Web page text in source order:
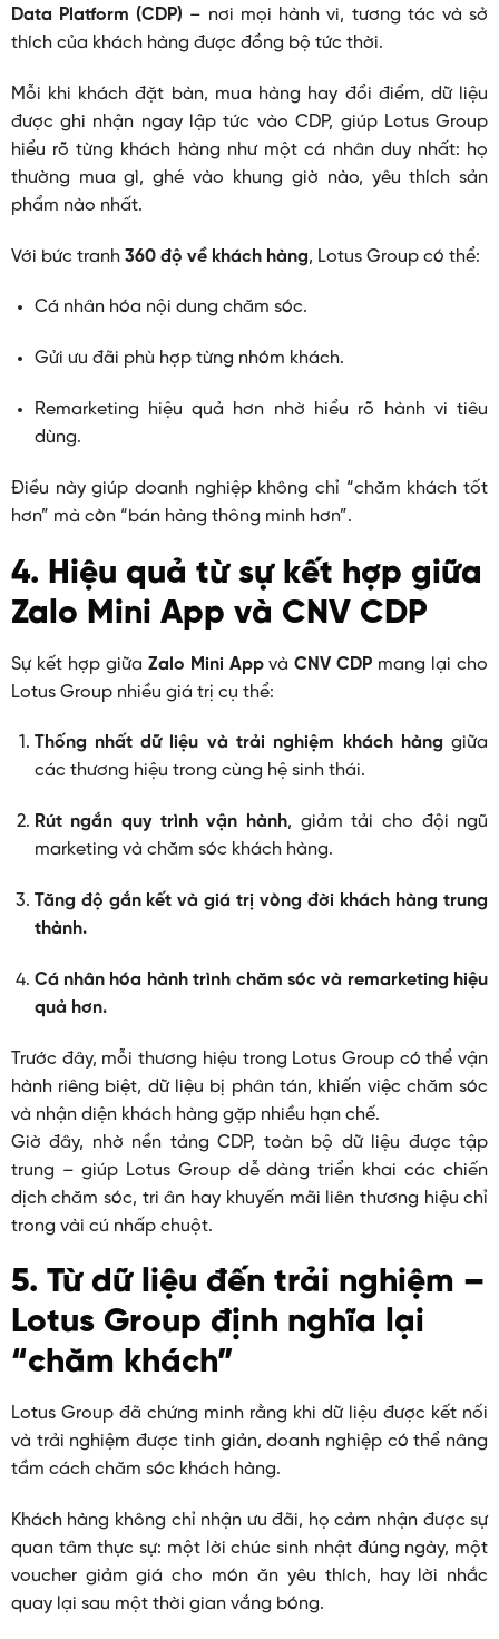
Data Platform (CDP) – nơi mọi hành vi, tương tác và sở
thích của khách hàng được đồng bộ tức thời.
Mỗi khi khách đặt bàn, mua hàng hay đổi điểm, dữ liệu
được ghi nhận ngay lập tức vào CDP, giúp Lotus Group
hiểu rõ từng khách hàng như một cá nhân duy nhất: họ
thường mua gì, ghé vào khung giờ nào, yêu thích sản
phẩm nào nhất.
Với bức tranh 360 độ về khách hàng, Lotus Group có thể:
Cá nhân hóa nội dung chăm sóc.
Gửi ưu đãi phù hợp từng nhóm khách.
Remarketing hiệu quả hơn nhờ hiểu rõ hành vi tiêu
dùng.
Điều này giúp doanh nghiệp không chỉ “chăm khách tốt
hơn” mà còn “bán hàng thông minh hơn”.
4. Hiệu quả từ sự kết hợp giữa
Zalo Mini App và CNV CDP
Sự kết hợp giữa Zalo Mini AppvàCNV CDP mang lại cho
Lotus Group nhiều giá trị cụ thể:
Thống nhất dữ liệu và trải nghiệm khách hàng giữa
các thương hiệu trong cùng hệ sinh thái.
Rút ngắn quy trình vận hành, giảm tải cho đội ngũ
marketing và chăm sóc khách hàng.
Tăng độ gắn kết và giá trị vòng đời khách hàng trung
thành.
Cá nhân hóa hành trình chăm sóc và remarketing hiệu
quả hơn.
Trước đây, mỗi thương hiệu trong Lotus Group có thể vận
hành riêng biệt, dữ liệu bị phân tán, khiến việc chăm sóc
và nhận diện khách hàng gặp nhiều hạn chế.
Giờ đây, nhờ nền tảng CDP, toàn bộ dữ liệu được tập
trung – giúp Lotus Group dễ dàng triển khai các chiến
dịch chăm sóc, tri ân hay khuyến mãi liên thương hiệu chỉ
trong vài cú nhấp chuột.
5. Từ dữ liệu đến trải nghiệm –
Lotus Group định nghĩa lại
“chăm khách”
Lotus Group đã chứng minh rằng khi dữ liệu được kết nối
và trải nghiệm được tinh giản, doanh nghiệp có thể nâng
tầm cách chăm sóc khách hàng.
Khách hàng không chỉ nhận ưu đãi, họ cảm nhận được sự
quan tâm thực sự: một lời chúc sinh nhật đúng ngày, một
voucher giảm giá cho món ăn yêu thích, hay lời nhắc
quay lại sau một thời gian vắng bóng.